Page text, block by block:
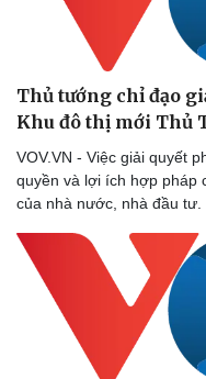
Vụ án
Tin nóng
Tư vấn luật
Thủ tướng chỉ đạo
Khu đô thị mới Thủ
VOV.VN - Việc giải quyết
quyền và lợi ích hợp pháp
của nhà nước, nhà đầu tư.